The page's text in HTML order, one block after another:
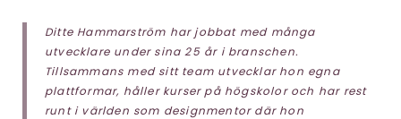
Ditte Hammarström har jobbat med många
utvecklare under sina 25 år i branschen.
Tillsammans med sitt team utvecklar hon egna
plattformar, håller kurser på högskolor och har rest
runt i världen som designmentor där hon